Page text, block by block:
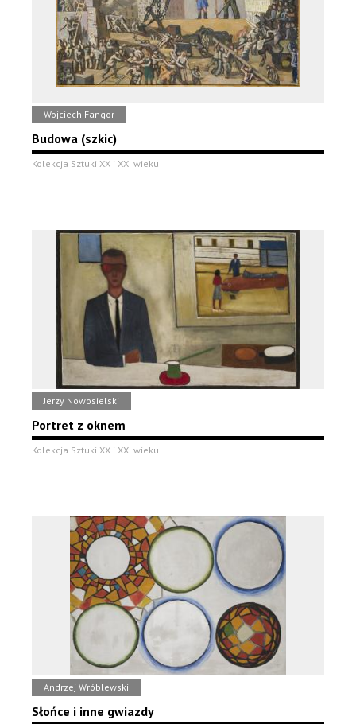
Wojciech Fangor
Budowa (szkic)
Kolekcja Sztuki XX i XXI wieku
Jerzy Nowosielski
Portret z oknem
Kolekcja Sztuki XX i XXI wieku
Andrzej Wróblewski
Słońce i inne gwiazdy